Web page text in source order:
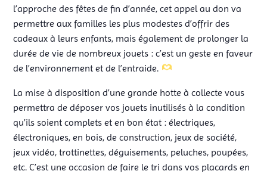
l’approche des fêtes de fin d’année, cet appel au don va
permettre aux familles les plus modestes d’offrir des
cadeaux à leurs enfants, mais également de prolonger la
durée de vie de nombreux jouets : c’est un geste en faveur
de l’environnement et de l’entraide.
La mise à disposition d’une grande hotte à collecte vous
permettra de déposer vos jouets inutilisés à la condition
qu’ils soient complets et en bon état : électriques,
électroniques, en bois, de construction, jeux de société,
jeux vidéo, trottinettes, déguisements, peluches, poupées,
etc. C’est une occasion de faire le tri dans vos placards en